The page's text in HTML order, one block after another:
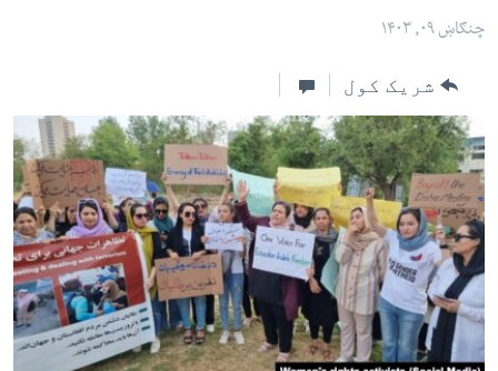
ته
عمومي
لارښود
ته
لاړ
شئ
لټون
ځای
ته
نړۍ
ځوانان
د بیان ازادي
روغتیا
سرمقاله
له مونږ سره په تماس کې پاتې شئ
چنګاښ ۰۹, ۱۴۰۳
شریک کول